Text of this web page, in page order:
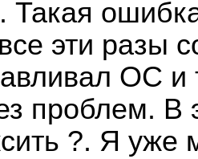
Такая
эти разы
OC
проблем. В
?. Я уже